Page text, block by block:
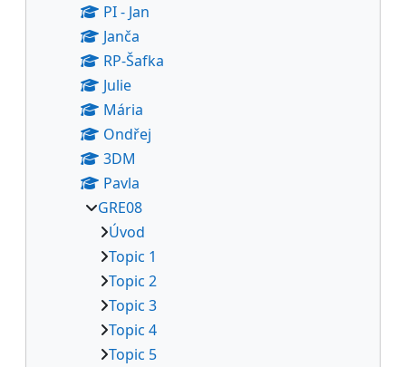
PI - Jan
Janča
RP-Šafka
Julie
Mária
Ondřej
3DM
Pavla
GRE08
Úvod
Topic 1
Topic 2
Topic 3
Topic 4
Topic 5